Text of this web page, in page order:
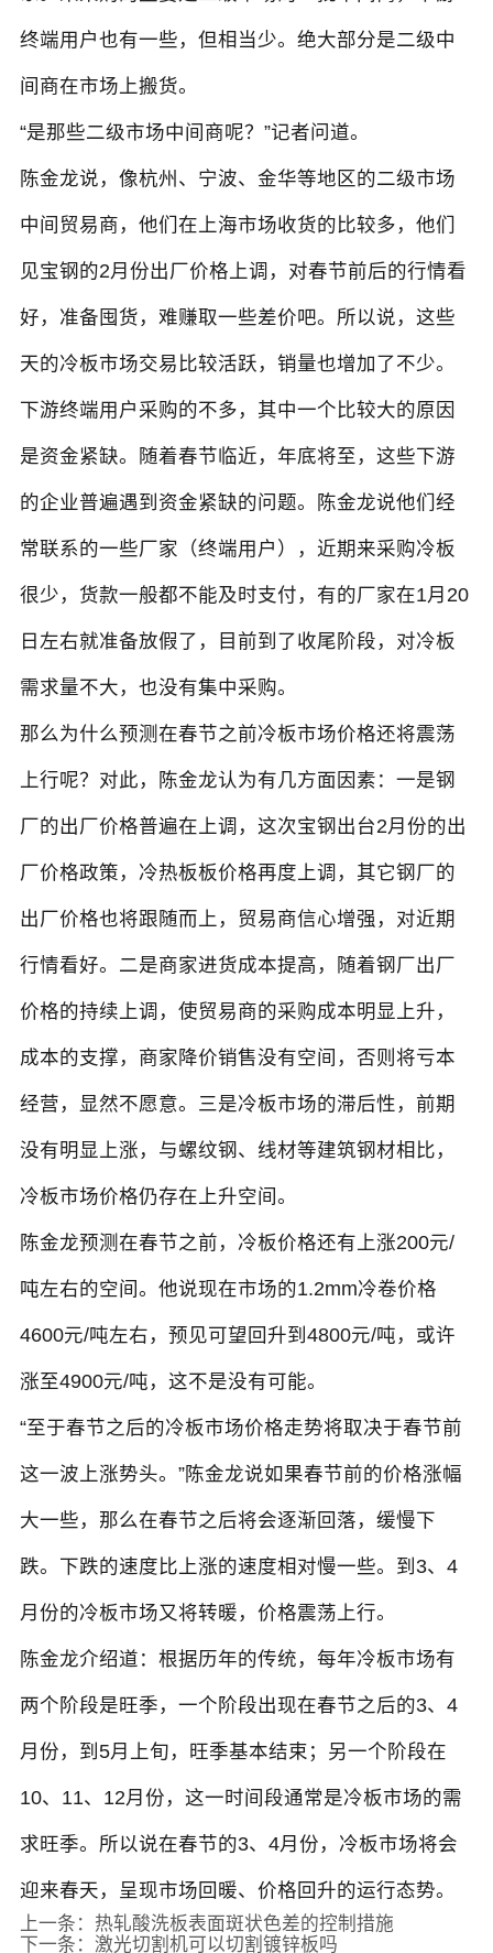
终端用户也有一些，但相当少。绝大部分是二级中
间商在市场上搬货。
“是那些二级市场中间商呢？”记者问道。
陈金龙说，像杭州、宁波、金华等地区的二级市场
中间贸易商，他们在上海市场收货的比较多，他们
见宝钢的2月份出厂价格上调，对春节前后的行情看
好，准备囤货，难赚取一些差价吧。所以说，这些
天的冷板市场交易比较活跃，销量也增加了不少。
下游终端用户采购的不多，其中一个比较大的原因
是资金紧缺。随着春节临近，年底将至，这些下游
的企业普遍遇到资金紧缺的问题。陈金龙说他们经
常联系的一些厂家（终端用户），近期来采购冷板
很少，货款一般都不能及时支付，有的厂家在1月20
日左右就准备放假了，目前到了收尾阶段，对冷板
需求量不大，也没有集中采购。
那么为什么预测在春节之前冷板市场价格还将震荡
上行呢？对此，陈金龙认为有几方面因素：一是钢
厂的出厂价格普遍在上调，这次宝钢出台2月份的出
厂价格政策，冷热板板价格再度上调，其它钢厂的
出厂价格也将跟随而上，贸易商信心增强，对近期
行情看好。二是商家进货成本提高，随着钢厂出厂
价格的持续上调，使贸易商的采购成本明显上升，
成本的支撑，商家降价销售没有空间，否则将亏本
经营，显然不愿意。三是冷板市场的滞后性，前期
没有明显上涨，与螺纹钢、线材等建筑钢材相比，
冷板市场价格仍存在上升空间。
陈金龙预测在春节之前，冷板价格还有上涨200元/
吨左右的空间。他说现在市场的1.2mm冷卷价格
4600元/吨左右，预见可望回升到4800元/吨，或许
涨至4900元/吨，这不是没有可能。
“至于春节之后的冷板市场价格走势将取决于春节前
这一波上涨势头。”陈金龙说如果春节前的价格涨幅
大一些，那么在春节之后将会逐渐回落，缓慢下
跌。下跌的速度比上涨的速度相对慢一些。到3、4
月份的冷板市场又将转暖，价格震荡上行。
陈金龙介绍道：根据历年的传统，每年冷板市场有
两个阶段是旺季，一个阶段出现在春节之后的3、4
月份，到5月上旬，旺季基本结束；另一个阶段在
10、11、12月份，这一时间段通常是冷板市场的需
求旺季。所以说在春节的3、4月份，冷板市场将会
迎来春天，呈现市场回暖、价格回升的运行态势。
上一条： 热轧酸洗板表面斑状色差的控制措施
下一条： 激光切割机可以切割镀锌板吗